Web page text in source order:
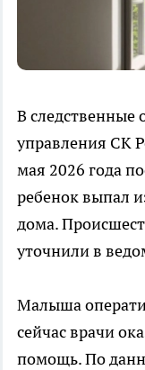
В следственные
управления СК
мая 2026 года
ребенок выпал
дома.
уточнили в
Малыша
сейчас врачи
помощь. По